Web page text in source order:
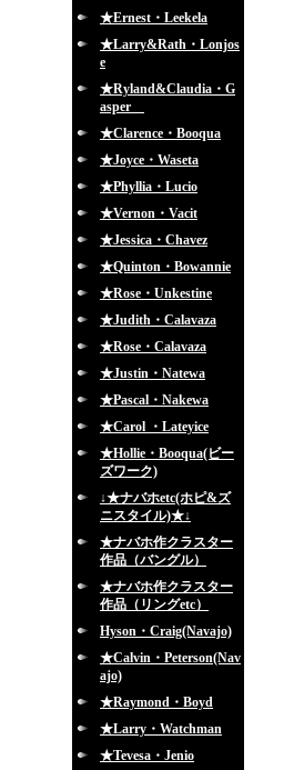
★Ernest・Leekela
★Larry&Rath・Lonjos
e
★Ryland&Claudia・G
asper
★Clarence・Booqua
★Joyce・Waseta
★Phyllia・Lucio
★Vernon・Vacit
★Jessica・Chavez
★Quinton・Bowannie
★Rose・Unkestine
★Judith・Calavaza
★Rose・Calavaza
★Justin・Natewa
★Pascal・Nakewa
★Carol ・Lateyice
★Hollie・Booqua(ビー
ズワーク)
↓★ナバホetc(ホピ&ズ
ニスタイル)★↓
★ナバホ作クラスター
作品（バングル）
★ナバホ作クラスター
作品（リングetc）
Hyson・Craig(Navajo)
★Calvin・Peterson(Nav
ajo)
★Raymond・Boyd
★Larry・Watchman
★Tevesa・Jenio